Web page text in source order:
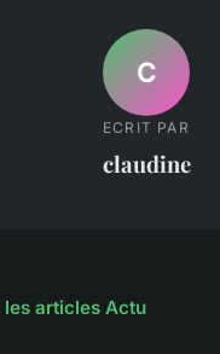
C
ECRIT PAR
claudine
articles Actu